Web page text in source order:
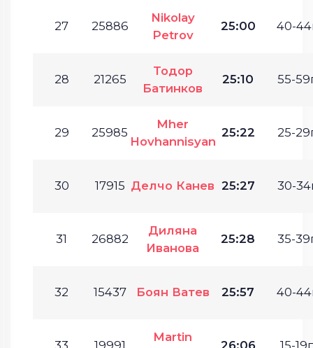
27 25886
Nikolay
Petrov
25:00 40-
28 21265
Тодор
Батинков
25:10 55-
29 25985
Mher
Hovhannisyan
25:22 25-
30 17915 Делчо Канев 25:27 30-
31 26882
Диляна
Иванова
25:28 35-
32 15437 Боян Ватев 25:57 40-
33 19991
Martin
26:06 15-